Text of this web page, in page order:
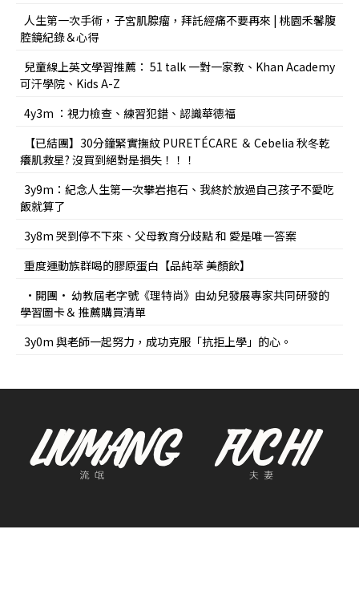
人生第一次手術，子宮肌腺瘤，拜託經痛不要再來 | 桃園禾馨腹
腔鏡紀錄＆心得
兒童線上英文學習推薦： 51 talk 一對一家教、Khan Academy
可汗學院、Kids A-Z
4y3m ：視力檢查、練習犯錯、認識華德福
【已結團】30分鐘緊實撫紋 PURETÉCARE ＆ Cebelia 秋冬乾
癢肌救星? 沒買到絕對是損失！！！
3y9m：紀念人生第一次攀岩抱石、我終於放過自己孩子不愛吃
飯就算了
3y8m 哭到停不下來、父母教育分歧點 和 愛是唯一答案
重度運動族群喝的膠原蛋白【品純萃 美顏飲】
•開團• 幼教屆老字號《理特尚》由幼兒發展專家共同研發的
學習圖卡＆ 推薦購買清單
3y0m 與老師一起努力，成功克服「抗拒上學」的心。